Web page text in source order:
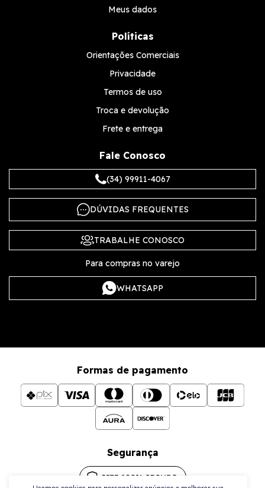
Meus dados
Políticas
Orientações Comerciais
Privacidade
Termos de uso
Troca e devolução
Frete e entrega
Fale Conosco
(34) 99911-4067
DÚVIDAS FREQUENTES
TRABALHE CONOSCO
Para compras no varejo
WHATSAPP
Formas de pagamento
Segurança